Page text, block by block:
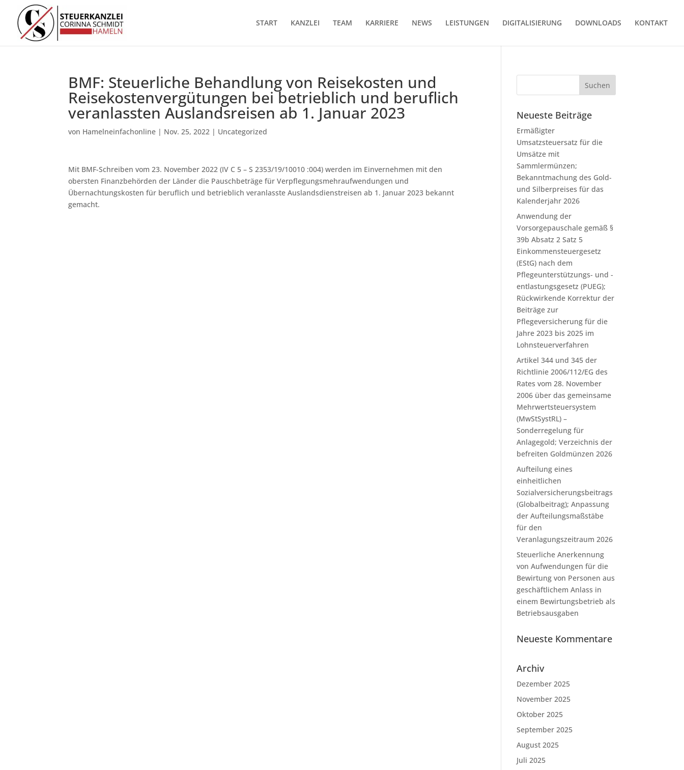
START KANZLEI TEAM KARRIERE NEWS LEISTUNGEN DIGITALISIERUNG DOWNLOADS KONTAKT
BMF: Steuerliche Behandlung von Reisekosten und
Reisekostenvergütungen bei betrieblich und beruflich
veranlassten Auslandsreisen ab 1. Januar 2023
von Hamelneinfachonline | Nov. 25, 2022 | Uncategorized
Mit BMF-Schreiben vom 23. November 2022 (IV C 5 – S 2353/19/10010 :004) werden im Einver­nehmen mit den
obersten Finanzbehörden der Länder die Pauschbeträge für Verpflegungsmehraufwendungen und
Übernachtungskosten für beruflich und betrieblich veranlasste Auslandsdienstreisen ab 1. Januar 2023 bekannt
gemacht.
Neueste Beiträge
Ermäßigter
Umsatzsteuersatz für die
Umsätze mit
Sammlermünzen;
Bekanntmachung des Gold-
und Silberpreises für das
Kalenderjahr 2026
Anwendung der
Vorsorgepauschale gemäß §
39b Absatz 2 Satz 5
Einkommensteuergesetz
(EStG) nach dem
Pflegeunterstützungs- und -
entlastungsgesetz (PUEG);
Rückwirkende Korrektur der
Beiträge zur
Pflegeversicherung für die
Jahre 2023 bis 2025 im
Lohnsteuerverfahren
Artikel 344 und 345 der
Richtlinie 2006/112/EG des
Rates vom 28. November
2006 über das gemeinsame
Mehrwertsteuersystem
(MwStSystRL) –
Sonderregelung für
Anlagegold; Verzeichnis der
befreiten Goldmünzen 2026
Aufteilung eines
einheitlichen
Sozialversicherungsbeitrags
(Globalbeitrag); Anpassung
der Aufteilungsmaßstäbe
für den
Veranlagungszeitraum 2026
Steuerliche Anerkennung
von Aufwendungen für die
Bewirtung von Personen aus
geschäftlichem Anlass in
einem Bewirtungsbetrieb als
Betriebsausgaben
Neueste Kommentare
Archiv
Dezember 2025
November 2025
Oktober 2025
September 2025
August 2025
Juli 2025